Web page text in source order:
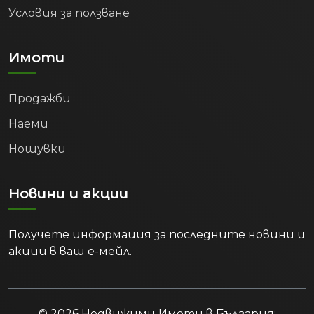
Популярността на Варна като
на доход от краткосрочно отдаване
през летния сезон. Целогодишният
стабилно търсене за дългосрочен наем.
демографски тенденции и
растящо търсене на
жилища:
Официалните статистически данни
привличат все повече нови жители. В
периода между 2022 г. и 2024 г.
Условия за ползване
Имоти
Продажби
Наеми
Нощувки
Новини и акции
Получете информация за последните новини и
акции в ваш е-мейл.